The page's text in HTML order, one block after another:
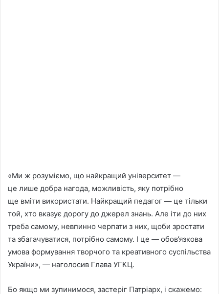
«Ми ж розуміємо, що найкращий університет —
це лише добра нагода, можливість, яку потрібно
ще вміти використати. Найкращий педагог — це тільки
той, хто вказує дорогу до джерел знань. Але іти до них
треба самому, невпинно черпати з них, щоби зростати
та збагачуватися, потрібно самому. І це — обов’язкова
умова формування творчого та креативного суспільства
України», — наголосив Глава УГКЦ.
Бо якщо ми зупинимося, застеріг Патріарх, і скажемо: